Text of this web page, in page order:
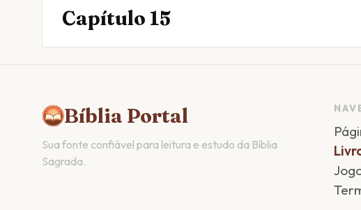
Capítulo 15
Bíblia Portal
Sua fonte confiável para leitura e estudo da Bíblia
Sagrada.